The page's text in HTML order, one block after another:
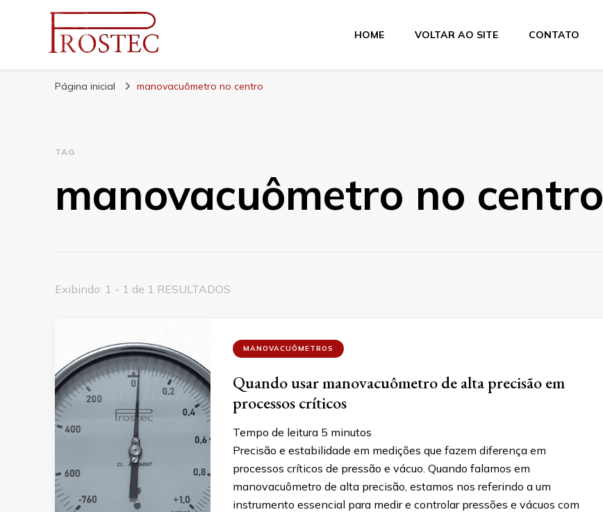
Prostec
HOME VOLTAR AO SITE CONTATO
Página inicial manovacuômetro no centro
TAG
manovacuômetro no centro
Exibindo: 1 - 1 de 1 RESULTADOS
MANOVACUÔMETROS
Quando usar manovacuômetro de alta precisão em
processos críticos
Tempo de leitura 5 minutos
Precisão e estabilidade em medições que fazem diferença em
processos críticos de pressão e vácuo. Quando falamos em
manovacuômetro de alta precisão, estamos nos referindo a um
instrumento essencial para medir e controlar pressões e vácuos com